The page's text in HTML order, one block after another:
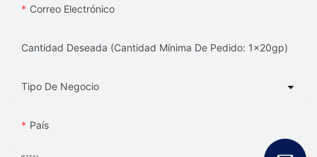
Correo Electrónico
Cantidad Deseada (Cantidad Mínima De Pedido: 1x20gp)
Tipo De Negocio
País